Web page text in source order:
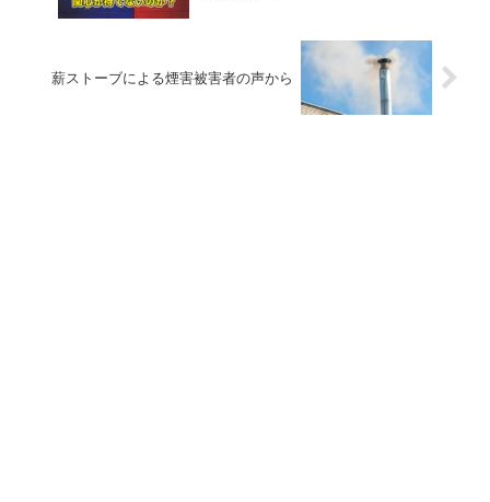
薪ストーブによる煙害被害者の声から